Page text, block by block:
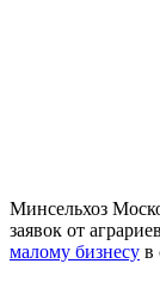
Минсельхоз
заявок от
малому бизнесу в